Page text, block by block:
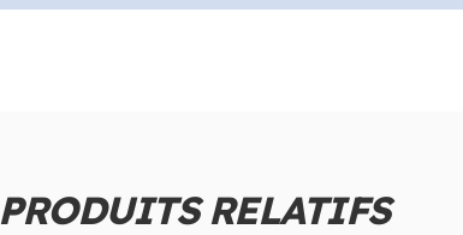
PRODUITS RELATIFS